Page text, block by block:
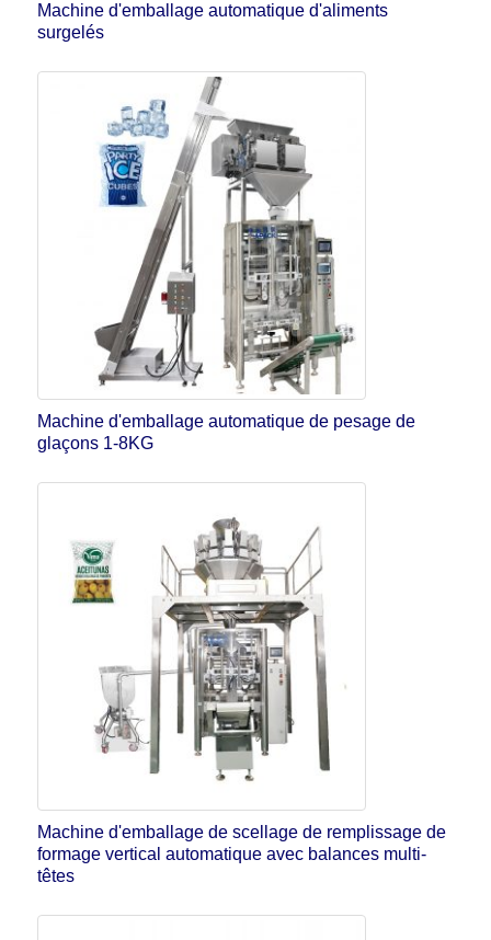
Machine d'emballage automatique d'aliments
surgelés
Machine d'emballage automatique de pesage de
glaçons 1-8KG
Machine d'emballage de scellage de remplissage de
formage vertical automatique avec balances multi-
têtes